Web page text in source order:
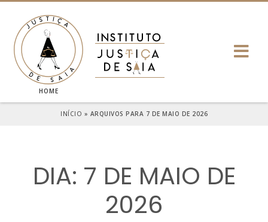
HOME
INÍCIO » ARQUIVOS PARA 7 DE MAIO DE 2026
DIA: 7 DE MAIO DE
2026